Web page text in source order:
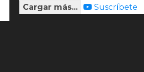
Cargar más... Suscríbete